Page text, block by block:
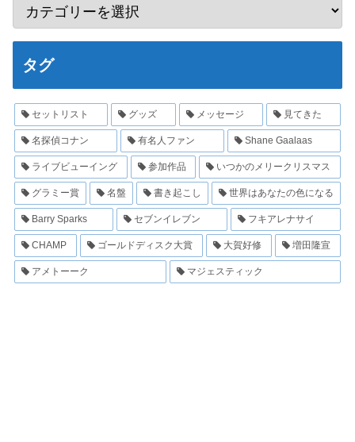
タグ
セットリスト グッズ メッセージ 見てきた
名探偵コナン 有名人ファン Shane Gaalaas
ライブビューイング 参加作品 いつかのメリークリスマス
グラミー賞 名盤 書き起こし 世界はあなたの色になる
Barry Sparks セブンイレブン フキアレナサイ
CHAMP ゴールドディスク大賞 大賀好修 増田隆宣
アメトーーク マジェスティック